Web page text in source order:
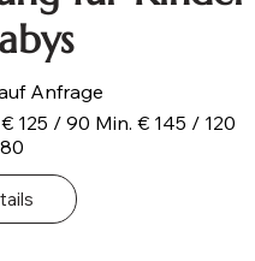
Anfrage
125 / 90 Min. € 145 / 120